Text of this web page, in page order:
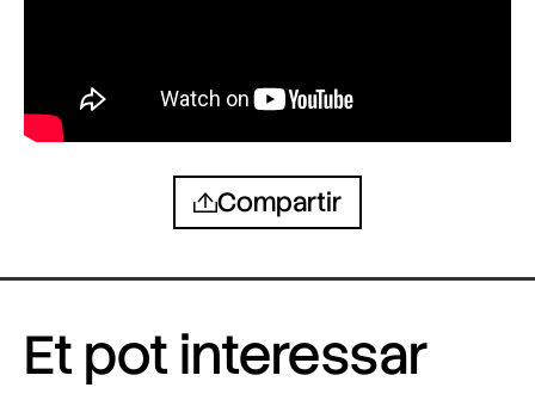
Compartir
Et pot interessar